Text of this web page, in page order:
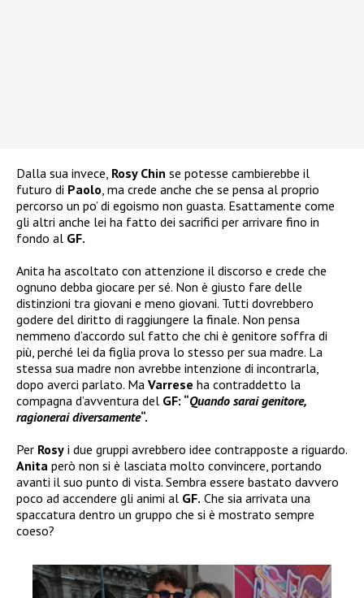
Dalla sua invece, Rosy Chin se potesse cambierebbe il
futuro di Paolo, ma crede anche che se pensa al proprio
percorso un po’ di egoismo non guasta. Esattamente come
gli altri anche lei ha fatto dei sacrifici per arrivare fino in
fondo al GF.
Anita ha ascoltato con attenzione il discorso e crede che
ognuno debba giocare per sé. Non è giusto fare delle
distinzioni tra giovani e meno giovani. Tutti dovrebbero
godere del diritto di raggiungere la finale. Non pensa
nemmeno d’accordo sul fatto che chi è genitore soffra di
più, perché lei da figlia prova lo stesso per sua madre. La
stessa sua madre non avrebbe intenzione di incontrarla,
dopo averci parlato. Ma Varrese ha contraddetto la
compagna d’avventura del GF: “Quando sarai genitore,
ragionerai diversamente“.
Per Rosy i due gruppi avrebbero idee contrapposte a riguardo.
Anita però non si è lasciata molto convincere, portando
avanti il suo punto di vista. Sembra essere bastato davvero
poco ad accendere gli animi al GF. Che sia arrivata una
spaccatura dentro un gruppo che si è mostrato sempre
coeso?